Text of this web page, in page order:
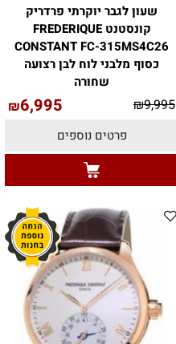
שעון לגבר יוקרתי פרדריק
קונסטנט FREDERIQUE
CONSTANT FC-315MS4C26
כסוף מלבני לוח לבן רצועה
שחורה
₪9,995
₪6,995
פרטים נוספים